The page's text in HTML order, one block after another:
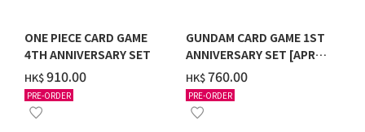
ONE PIECE CARD GAME
4TH ANNIVERSARY SET
HK$‌910.00
PRE-ORDER
GUNDAM CARD GAME 1ST
ANNIVERSARY SET [APR
2027 DELIVERY]
HK$‌760.00
PRE-ORDER